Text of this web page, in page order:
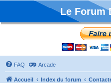
Le Forum
FAQ Arcade
Accueil Index du forum